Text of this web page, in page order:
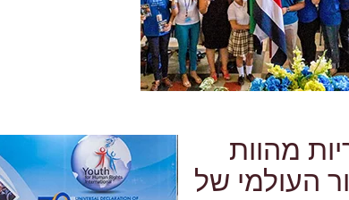
מהוות
העולמי של